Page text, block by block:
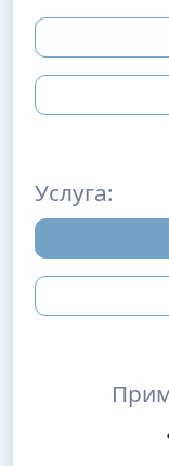
Услуга: